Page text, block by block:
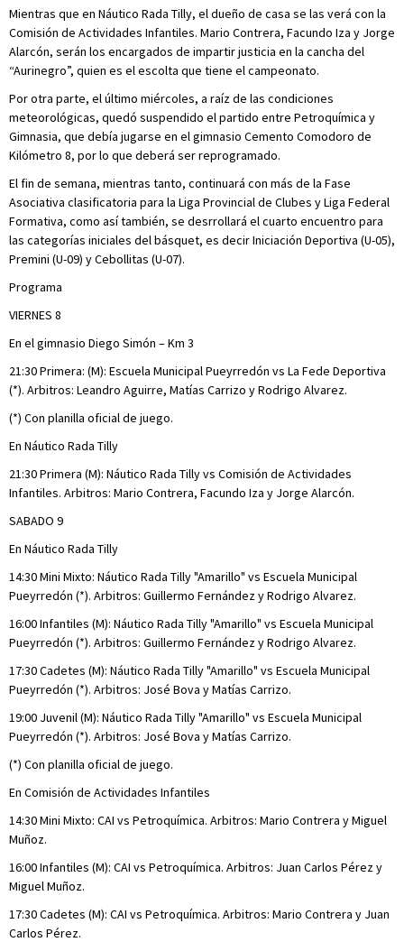
Mientras que en Náutico Rada Tilly, el dueño de casa se las verá con la
Comisión de Actividades Infantiles. Mario Contrera, Facundo Iza y Jorge
Alarcón, serán los encargados de impartir justicia en la cancha del
“Aurinegro”, quien es el escolta que tiene el campeonato.
Por otra parte, el último miércoles, a raíz de las condiciones
meteorológicas, quedó suspendido el partido entre Petroquímica y
Gimnasia, que debía jugarse en el gimnasio Cemento Comodoro de
Kilómetro 8, por lo que deberá ser reprogramado.
El fin de semana, mientras tanto, continuará con más de la Fase
Asociativa clasificatoria para la Liga Provincial de Clubes y Liga Federal
Formativa, como así también, se desrrollará el cuarto encuentro para
las categorías iniciales del básquet, es decir Iniciación Deportiva (U-05),
Premini (U-09) y Cebollitas (U-07).
Programa
VIERNES 8
En el gimnasio Diego Simón – Km 3
21:30 Primera: (M): Escuela Municipal Pueyrredón vs La Fede Deportiva
(*). Arbitros: Leandro Aguirre, Matías Carrizo y Rodrigo Alvarez.
(*) Con planilla oficial de juego.
En Náutico Rada Tilly
21:30 Primera (M): Náutico Rada Tilly vs Comisión de Actividades
Infantiles. Arbitros: Mario Contrera, Facundo Iza y Jorge Alarcón.
SABADO 9
En Náutico Rada Tilly
14:30 Mini Mixto: Náutico Rada Tilly "Amarillo" vs Escuela Municipal
Pueyrredón (*). Arbitros: Guillermo Fernández y Rodrigo Alvarez.
16:00 Infantiles (M): Náutico Rada Tilly "Amarillo" vs Escuela Municipal
Pueyrredón (*). Arbitros: Guillermo Fernández y Rodrigo Alvarez.
17:30 Cadetes (M): Náutico Rada Tilly "Amarillo" vs Escuela Municipal
Pueyrredón (*). Arbitros: José Bova y Matías Carrizo.
19:00 Juvenil (M): Náutico Rada Tilly "Amarillo" vs Escuela Municipal
Pueyrredón (*). Arbitros: José Bova y Matías Carrizo.
(*) Con planilla oficial de juego.
En Comisión de Actividades Infantiles
14:30 Mini Mixto: CAI vs Petroquímica. Arbitros: Mario Contrera y Miguel
Muñoz.
16:00 Infantiles (M): CAI vs Petroquímica. Arbitros: Juan Carlos Pérez y
Miguel Muñoz.
17:30 Cadetes (M): CAI vs Petroquímica. Arbitros: Mario Contrera y Juan
Carlos Pérez.